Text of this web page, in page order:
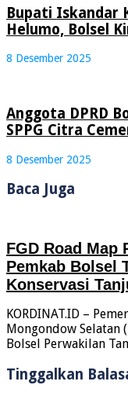
Bupati Iskandar
Helumo, Bolsel
8 Desember 2025
Anggota DPRD
SPPG Citra
8 Desember 2025
Baca Juga
FGD Road Map
Pemkab Bolsel
Konservasi
KORDINAT.ID –
Mongondow Selatan
Bolsel Perwakilan
Tinggalkan